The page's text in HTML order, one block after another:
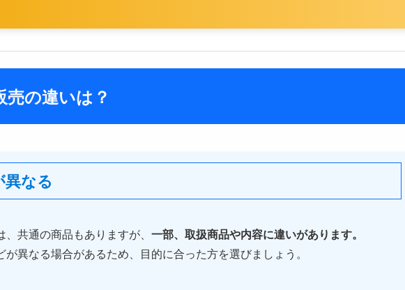
の違いは？
なる
共通の商品もありますが、 一部、取扱商品や内容に違いがあります。
異なる場合があるため、目的に合った方を選びましょう。